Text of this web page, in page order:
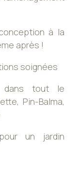
à la
après !
soignées
dans tout le
Pin-Balma,
un jardin